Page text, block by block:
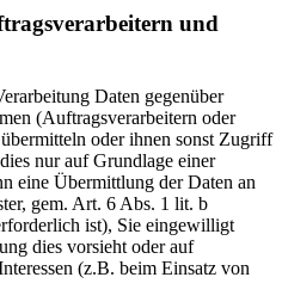
und
Daten gegenüber
(Auftragsverarbeitern oder
oder ihnen sonst Zugriff
nur auf Grundlage einer
eine Übermittlung der Daten an
gem. Art. 6 Abs. 1 lit. b
ist), Sie eingewilligt
dies vorsieht oder auf
(z.B. beim Einsatz von